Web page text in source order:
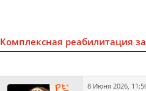
Комплексная реабилитация
8 Июня 2026,